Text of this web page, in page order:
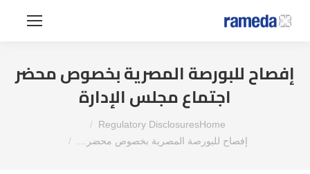
إفصاح للبورصة المصرية بخصوص محضر
اجتماع مجلس الإدارة
Home
Regulatory Disclosures
إفصاح للبورصة المصرية بخصوص محضر…